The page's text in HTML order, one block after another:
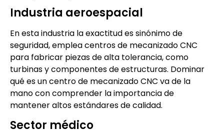
Industria aeroespacial
En esta industria la exactitud es sinónimo de
seguridad, emplea centros de mecanizado CNC
para fabricar piezas de alta tolerancia, como
turbinas y componentes de estructuras. Dominar
qué es un centro de mecanizado CNC va de la
mano con comprender la importancia de
mantener altos estándares de calidad.
Sector médico